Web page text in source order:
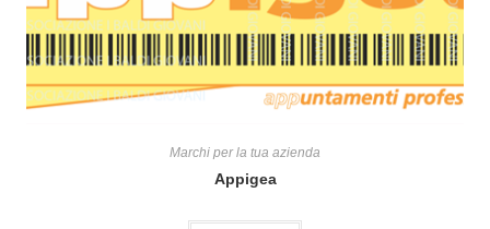
Marchi per la tua azienda
Appigea